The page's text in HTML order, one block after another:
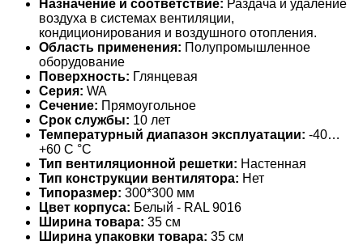
Назначение и соответствие: Раздача и удаление
воздуха в системах вентиляции,
кондиционирования и воздушного отопления.
Область применения: Полупромышленное
оборудование
Поверхность: Глянцевая
Серия: WA
Сечение: Прямоугольное
Срок службы: 10 лет
Температурный диапазон эксплуатации: -40…
+60 С °С
Тип вентиляционной решетки: Настенная
Тип конструкции вентилятора: Нет
Типоразмер: 300*300 мм
Цвет корпуса: Белый - RAL 9016
Ширина товара: 35 см
Ширина упаковки товара: 35 см